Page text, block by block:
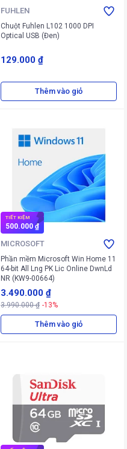
FUHLEN
Chuột Fuhlen L102 1000 DPI
Optical USB (Đen)
129.000 ₫
Thêm vào giỏ
TIẾT KIỆM
500.000 ₫
MICROSOFT
Phần mềm Microsoft Win Home 11
64-bit All Lng PK Lic Online DwnLd
NR (KW9-00664)
3.490.000 ₫
3.990.000 ₫ -13%
Thêm vào giỏ